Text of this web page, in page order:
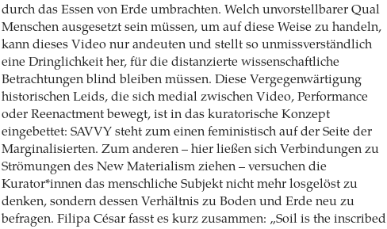
durch das Essen von Erde umbrachten. Welch unvorstellbarer Qual
Menschen ausgesetzt sein müssen, um auf diese Weise zu handeln,
kann dieses Video nur andeuten und stellt so unmissverständlich
eine Dringlichkeit her, für die distanzierte wissenschaftliche
Betrachtungen blind bleiben müssen. Diese Vergegenwärtigung
historischen Leids, die sich medial zwischen Video, Performance
oder Reenactment bewegt, ist in das kuratorische Konzept
eingebettet: SAVVY steht zum einen feministisch auf der Seite der
Marginalisierten. Zum anderen – hier ließen sich Verbindungen zu
Strömungen des New Materialism ziehen – versuchen die
Kurator*innen das menschliche Subjekt nicht mehr losgelöst zu
denken, sondern dessen Verhältnis zu Boden und Erde neu zu
befragen. Filipa César fasst es kurz zusammen: „Soil is the inscribed